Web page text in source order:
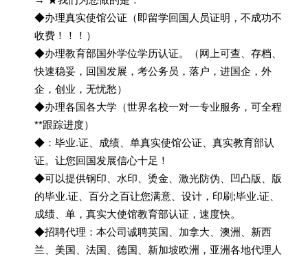
◆办理真实使馆公证（即留学回国人员证明，不成功不
收费！！！）
◆办理教育部国外学位学历认证。（网上可查、存档、
快速稳妥，回国发展，考公务员，落户，进国企，外
企，创业，无忧愁）
◆办理各国各大学（世界名校一对一专业服务，可全程
**跟踪进度）
◆：毕业.证、成绩、单真实使馆公证、真实教育部认
证。让您回国发展信心十足！
◆可以提供钢印、水印、烫金、激光防伪、凹凸版、版
的毕业.证、百分之百让您满意、设计，印刷;毕业.证、
成绩、单，真实大使馆教育部认证，速度快。
◆招聘代理：本公司诚聘英国、加拿大、澳洲、新西
兰、美国、法国、德国、新加坡欧洲，亚洲各地代理人